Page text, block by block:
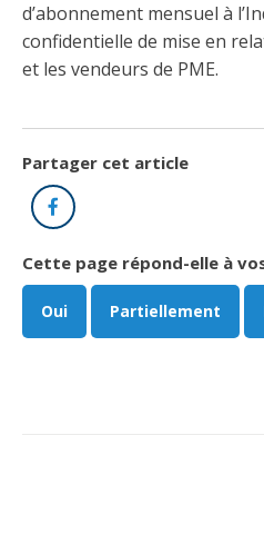
Condamnations pour
H-Q, Telus et autres
d’abonnement mensuel à
confidentielle de mise en
et les vendeurs de PME.
Partager cet article
Facebook
Cette page répond-elle à
Oui Partiellement